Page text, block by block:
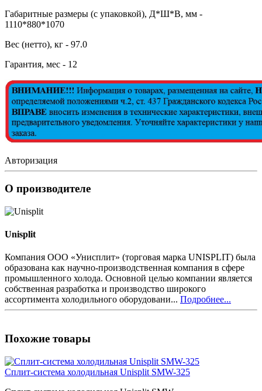
Габаритные размеры (с упаковкой), Д*Ш*В, мм -
1110*880*1070
Вес (нетто), кг - 97.0
Гарантия, мес - 12
Авторизация
О производителе
Unisplit
Компания ООО «Унисплит» (торговая марка UNISPLIT) была
образована как научно-производственная компания в сфере
промышленного холода. Основной целью компании является
собственная разработка и производство широкого
ассортимента холодильного оборудовани... Подробнее...
Похожие товары
Сплит-система холодильная Unisplit SMW-325